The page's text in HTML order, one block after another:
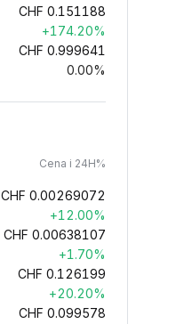
CHF 0.151188
+174.20%
CHF 0.999641
0.00%
Cena i 24H%
CHF 0.00269072
+12.00%
CHF 0.00638107
+1.70%
CHF 0.126199
+20.20%
CHF 0.099578